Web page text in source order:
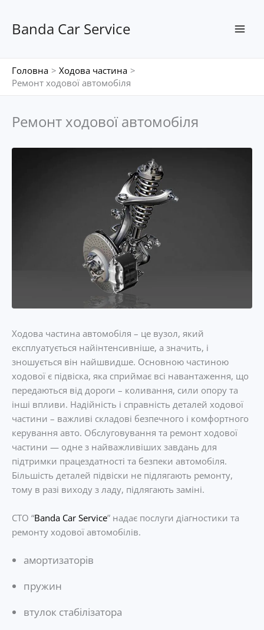
вмістуBanda Car Service
Головна
Ходова частина
Ремонт ходової автомобіля
Ремонт ходової автомобіля
Ходова частина автомобіля – це вузол, який
експлуатується найінтенсивніше, а значить, і
зношується він найшвидше. Основною частиною
ходової є підвіска, яка сприймає всі навантаження, що
передаються від дороги – коливання, сили опору та
інші впливи. Надійність і справність деталей ходової
частини – важливі складові безпечного і комфортного
керування авто. Обслуговування та ремонт ходової
частини — одне з найважливіших завдань для
підтримки працездатності та безпеки автомобіля.
Більшість деталей підвіски не підлягають ремонту,
тому в разі виходу з ладу, підлягають заміні.
СТО “Banda Car Service” надає послуги діагностики та
ремонту ходової автомобілів.
амортизаторів
пружин
втулок стабілізатора